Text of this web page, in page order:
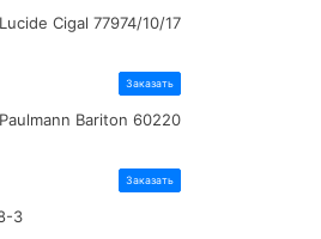
Cigal 77974/10/17
Заказать
Bariton 60220
Заказать
3